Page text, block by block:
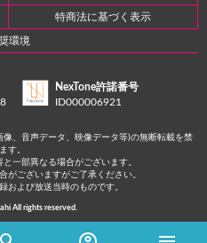
特商法に基づく表示
環境
NexTone許諾番号
ID000006921
、音声データ、映像データ等)の無断転載を禁
す。
一部異なる場合がございます。
がございますがご了承ください。
および放送当時のものです。
All rights reserved.